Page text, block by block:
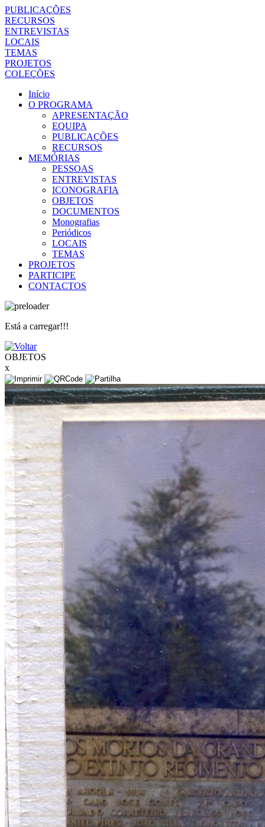
PUBLICAÇÕES
RECURSOS
ENTREVISTAS
LOCAIS
TEMAS
PROJETOS
COLEÇÕES
Início
O PROGRAMA
APRESENTAÇÃO
EQUIPA
PUBLICAÇÕES
RECURSOS
MEMÓRIAS
PESSOAS
ENTREVISTAS
ICONOGRAFIA
OBJETOS
DOCUMENTOS
Monografias
Periódicos
LOCAIS
TEMAS
PROJETOS
PARTICIPE
CONTACTOS
Está a carregar!!!
OBJETOS
x